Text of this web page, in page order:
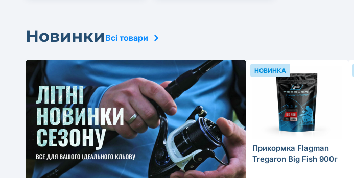
НовинкиВсі товари
Прикормка Flagman
Tregaron Big Fish 900г
НОВИНКА